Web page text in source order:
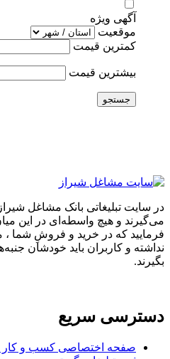
آگهی ویژه
موقعیت
کمترین قیمت
بیشترین قیمت
جستجو
در سایت تبلیغاتی بانک مشاغل
می‌گیرند و هیچ واسطه‌ای در این
فرمایید که در خرید و فروشِ شما ،
نداشته و کاربران باید خودشان
بگیرند.
دسترسی سریع
صفحه اختصاصی کسب و کار